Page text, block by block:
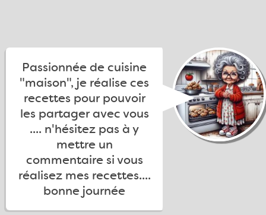
Passionnée de cuisine
"maison", je réalise ces
recettes pour pouvoir
les partager avec vous
.... n'hésitez pas à y
mettre un
commentaire si vous
réalisez mes recettes....
bonne journée